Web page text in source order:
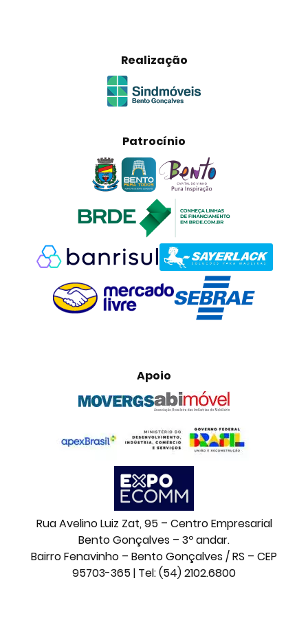
Realização
Patrocínio
Apoio
Rua Avelino Luiz Zat, 95 – Centro Empresarial
Bento Gonçalves – 3º andar.
Bairro Fenavinho – Bento Gonçalves / RS – CEP
95703-365 | Tel: (54) 2102.6800